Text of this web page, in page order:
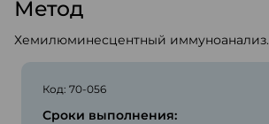
Метод
Хемилюминесцентный иммуноанализ.
Код: 70-056
Сроки выполнения: